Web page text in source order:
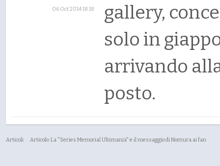
06 Oct 2014 18:18
gallery,
solo in
arrivando
posto.
Articoli Articolo: La "Series Memorial Ultimania" e il messaggio di Nomura ai fan